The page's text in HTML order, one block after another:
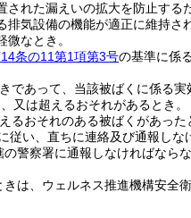
れた漏えいの拡大を防止する
気設備の機能が適正に維持さ
なとき。
条の11第1項第3号の基準に係
あって、当該被ばくに係る
又は超えるおそれがあるとき。
おそれのある被ばくがあった
従い、直ちに連絡及び通報しな
警察署に通報しなければならな
は、ウェルネス推進機構安全